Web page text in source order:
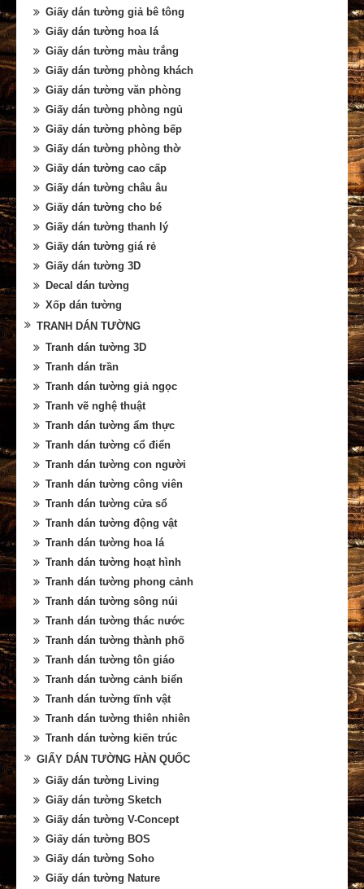
Giấy dán tường giả bê tông
Giấy dán tường hoa lá
Giấy dán tường màu trắng
Giấy dán tường phòng khách
Giấy dán tường văn phòng
Giấy dán tường phòng ngủ
Giấy dán tường phòng bếp
Giấy dán tường phòng thờ
Giấy dán tường cao cấp
Giấy dán tường châu âu
Giấy dán tường cho bé
Giấy dán tường thanh lý
Giấy dán tường giá rẻ
Giấy dán tường 3D
Decal dán tường
Xốp dán tường
TRANH DÁN TƯỜNG
Tranh dán tường 3D
Tranh dán trần
Tranh dán tường giả ngọc
Tranh vẽ nghệ thuật
Tranh dán tường ẩm thực
Tranh dán tường cổ điển
Tranh dán tường con người
Tranh dán tường công viên
Tranh dán tường cửa sổ
Tranh dán tường động vật
Tranh dán tường hoa lá
Tranh dán tường hoạt hình
Tranh dán tường phong cảnh
Tranh dán tường sông núi
Tranh dán tường thác nước
Tranh dán tường thành phố
Tranh dán tường tôn giáo
Tranh dán tường cảnh biển
Tranh dán tường tĩnh vật
Tranh dán tường thiên nhiên
Tranh dán tường kiến trúc
GIẤY DÁN TƯỜNG HÀN QUỐC
Giấy dán tường Living
Giấy dán tường Sketch
Giấy dán tường V-Concept
Giấy dán tường BOS
Giấy dán tường Soho
Giấy dán tường Nature